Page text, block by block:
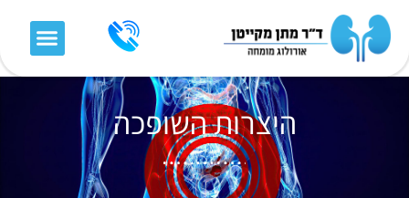
היצרות השופכה